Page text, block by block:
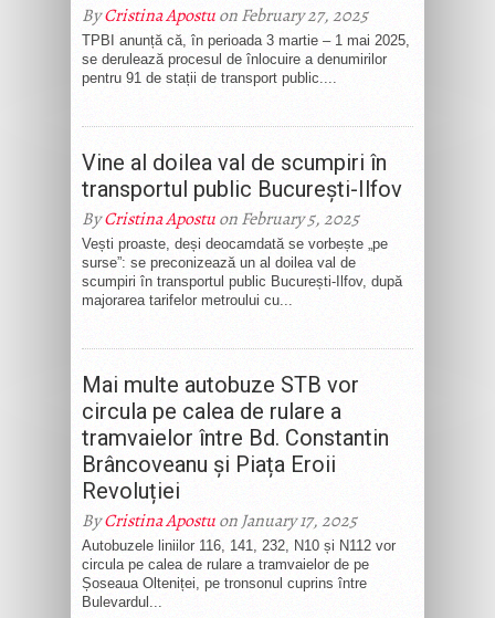
ByCristina Apostuon February 27, 2025
TPBI anunță că, în perioada 3 martie – 1 mai 2025,
se derulează procesul de înlocuire a denumirilor
pentru 91 de stații de transport public....
Vine al doilea val de scumpiri în
transportul public București-Ilfov
ByCristina Apostuon February 5, 2025
Vești proaste, deși deocamdată se vorbește „pe
surse”: se preconizează un al doilea val de
scumpiri în transportul public București-Ilfov, după
majorarea tarifelor metroului cu...
Mai multe autobuze STB vor
circula pe calea de rulare a
tramvaielor între Bd. Constantin
Brâncoveanu și Piața Eroii
Revoluției
ByCristina Apostuon January 17, 2025
Autobuzele liniilor 116, 141, 232, N10 și N112 vor
circula pe calea de rulare a tramvaielor de pe
Șoseaua Olteniței, pe tronsonul cuprins între
Bulevardul...